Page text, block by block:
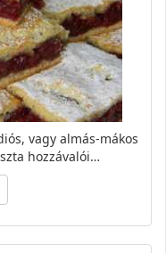
vagy almás-mákos
hozzávalói…